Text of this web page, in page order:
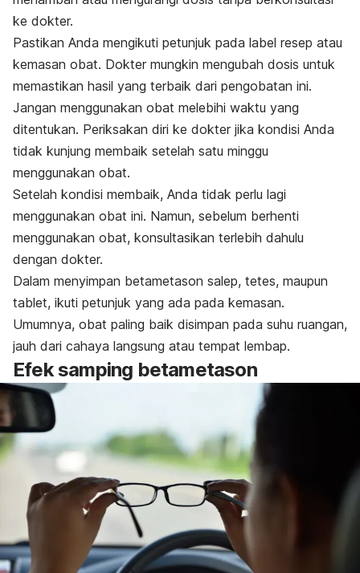
ke dokter.
Pastikan Anda mengikuti petunjuk pada label resep atau
kemasan obat. Dokter mungkin mengubah dosis untuk
memastikan hasil yang terbaik dari pengobatan ini.
Jangan menggunakan obat melebihi waktu yang
ditentukan. Periksakan diri ke dokter jika kondisi Anda
tidak kunjung membaik setelah satu minggu
menggunakan obat.
Setelah kondisi membaik, Anda tidak perlu lagi
menggunakan obat ini. Namun, sebelum berhenti
menggunakan obat, konsultasikan terlebih dahulu
dengan dokter.
Dalam menyimpan betametason salep, tetes, maupun
tablet, ikuti petunjuk yang ada pada kemasan.
Umumnya, obat paling baik disimpan pada suhu ruangan,
jauh dari cahaya langsung atau tempat lembap.
Efek samping betametason